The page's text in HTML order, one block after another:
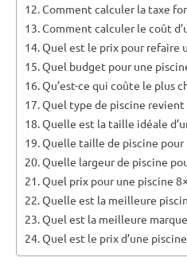
Comment calculer la taxe
Comment calculer le coût
Quel est le prix pour refaire
Quel budget pour une
Qu’est-ce qui coûte le plus
Quel type de piscine revient
Quelle est la taille idéale
Quelle taille de piscine pour
Quelle largeur de piscine
Quel prix pour une piscine
Quelle est la meilleure
Quel est la meilleure
Quel est le prix d’une